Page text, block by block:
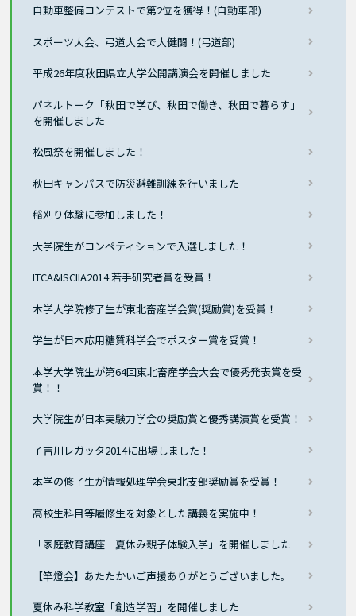
自動車整備コンテストで第2位を獲得！(自動車部)
スポーツ大会、弓道大会で大健闘！(弓道部)
平成26年度秋田県立大学公開講演会を開催しました
パネルトーク「秋田で学び、秋田で働き、秋田で暮らす」
を開催しました
松風祭を開催しました！
秋田キャンパスで防災避難訓練を行いました
稲刈り体験に参加しました！
大学院生がコンペティションで入選しました！
ITCA&ISCIIA2014 若手研究者賞を受賞！
本学大学院修了生が東北畜産学会賞(奨励賞)を受賞！
学生が日本応用糖質科学会でポスター賞を受賞！
本学大学院生が第64回東北畜産学会大会で優秀発表賞を受
賞！！
大学院生が日本実験力学会の奨励賞と優秀講演賞を受賞！
子吉川レガッタ2014に出場しました！
本学の修了生が情報処理学会東北支部奨励賞を受賞！
高校生科目等履修生を対象とした講義を実施中！
「家庭教育講座 夏休み親子体験入学」を開催しました
【竿燈会】あたたかいご声援ありがとうございました。
夏休み科学教室「創造学習」を開催しました